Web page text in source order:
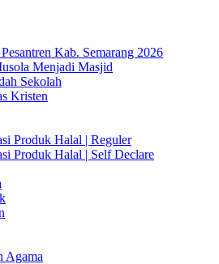
Kab. Semarang 2026
Menjadi Masjid
Sekolah
Kristen
Produk Halal | Reguler
Produk Halal | Self Declare
Agama